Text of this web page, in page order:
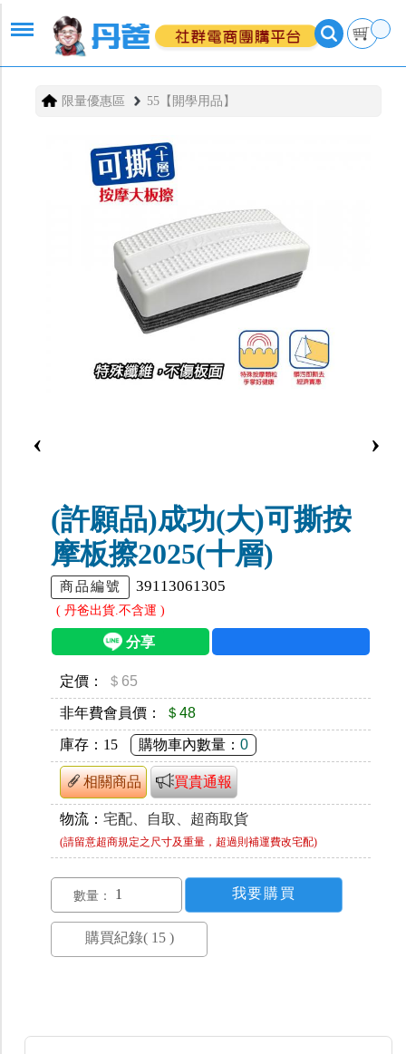
限量優惠區 55【開學用品】
‹ ›
(許願品)成功(大)可撕按
摩板擦2025(十層)
商品編號 39113061305
( 丹爸出貨.不含運 )
定價： ＄65
非年費會員價： ＄48
庫存： 15 購物車內數量： 0
相關商品 買貴通報
物流： 宅配、自取、超商取貨
(請留意超商規定之尺寸及重量，超過則補運費改宅配)
數量：